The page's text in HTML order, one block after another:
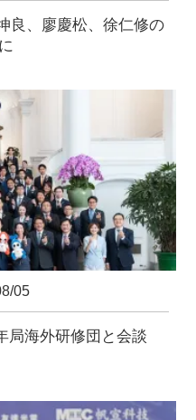
良、廖慶松、徐仁修の
05
局海外研修団と会談